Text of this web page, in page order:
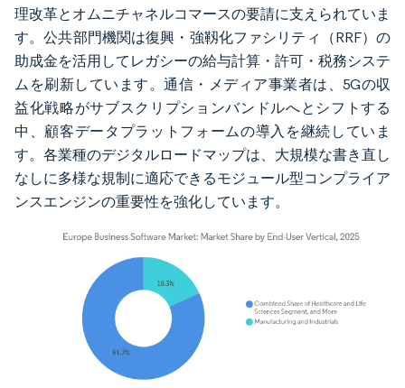
理改革とオムニチャネルコマースの要請に支えられていま
す。公共部門機関は復興・強靱化ファシリティ（RRF）の
助成金を活用してレガシーの給与計算・許可・税務システ
ムを刷新しています。通信・メディア事業者は、5Gの収
益化戦略がサブスクリプションバンドルへとシフトする
中、顧客データプラットフォームの導入を継続していま
す。各業種のデジタルロードマップは、大規模な書き直し
なしに多様な規制に適応できるモジュール型コンプライア
ンスエンジンの重要性を強化しています。